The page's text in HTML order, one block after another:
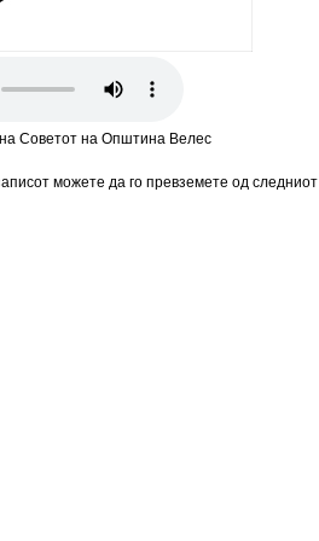
Советот на Општина Велес
можете да го превземете од следниот